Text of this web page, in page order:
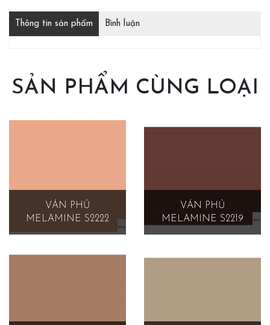
Thông tin sản phẩm Bình luận
SẢN PHẨM CÙNG LOẠI
VÁN PHỦ
MELAMINE S2222
VÁN PHỦ
MELAMINE S2219